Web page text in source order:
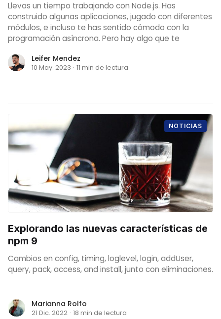
Llevas un tiempo trabajando con Node.js. Has
construido algunas aplicaciones, jugado con diferentes
módulos, e incluso te has sentido cómodo con la
programación asíncrona. Pero hay algo que te
Leifer Mendez
10 May. 2023 · 11 min de lectura
NOTICIAS
Explorando las nuevas características de
npm 9
Cambios en config, timing, loglevel, login, addUser,
query, pack, access, and install, junto con eliminaciones.
Marianna Rolfo
21 Dic. 2022 · 18 min de lectura